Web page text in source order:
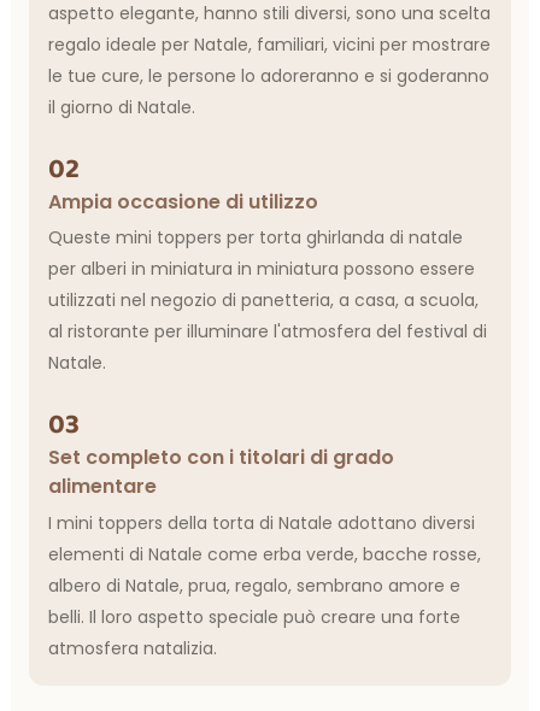
aspetto elegante, hanno stili diversi, sono una scelta
regalo ideale per Natale, familiari, vicini per mostrare
le tue cure, le persone lo adoreranno e si goderanno
il giorno di Natale.
02
Ampia occasione di utilizzo
Queste mini toppers per torta ghirlanda di natale
per alberi in miniatura in miniatura possono essere
utilizzati nel negozio di panetteria, a casa, a scuola,
al ristorante per illuminare l'atmosfera del festival di
Natale.
03
Set completo con i titolari di grado
alimentare
I mini toppers della torta di Natale adottano diversi
elementi di Natale come erba verde, bacche rosse,
albero di Natale, prua, regalo, sembrano amore e
belli. Il loro aspetto speciale può creare una forte
atmosfera natalizia.